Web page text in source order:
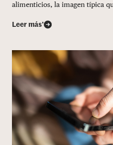
alimenticios, la imagen típica
Leer más’